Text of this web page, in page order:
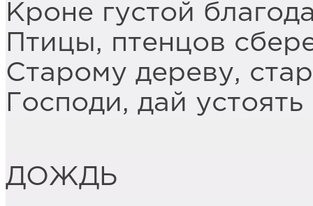
Кроне густой
Птицы, птенцов
Старому дереву,
Господи, дай
ДОЖДЬ